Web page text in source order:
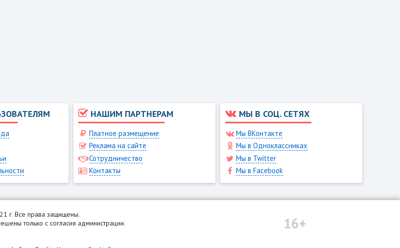
НАШИМ ПАРТНЕРАМ
Платное размещение
Реклама на сайте
Сотрудничество
Контакты
МЫ В СОЦ. СЕТЯХ
Мы ВКонтакте
Мы в Одноклассниках
Мы в Twitter
Мы в Facebook
г. Все права защищены.
только с согласия администрации.
16+